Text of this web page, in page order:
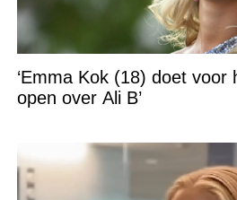
‘Emma Kok (18) doet voor
open over Ali B’